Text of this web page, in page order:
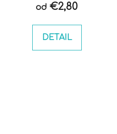
od €2,80
DETAIL